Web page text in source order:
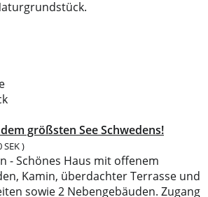
größsten See Schwedens!
SEK )
- Schönes Haus mit offenem
Kamin, überdachter Terrasse und
sowie 2 Nebengebäuden. Zugang